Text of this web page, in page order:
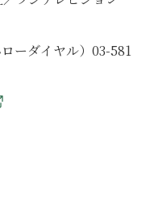
ーダイヤル）03-581